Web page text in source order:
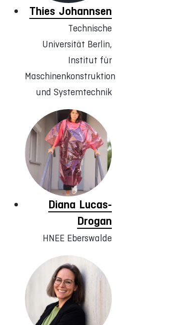
Thies Johannsen
Technische
Universität Berlin,
Institut für
Maschinenkonstruktion
und Systemtechnik
Diana Lucas-
Drogan
HNEE Eberswalde